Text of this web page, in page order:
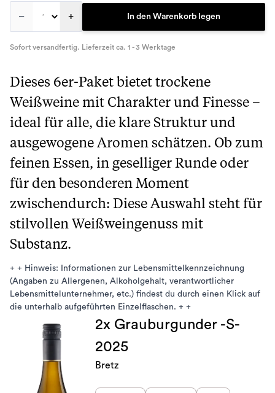
– + In den Warenkorb legen
Sofort versandfertig. Lieferzeit ca. 1 - 3 Werktage
Dieses 6er-Paket bietet trockene
Weißweine mit Charakter und Finesse –
ideal für alle, die klare Struktur und
ausgewogene Aromen schätzen. Ob zum
feinen Essen, in geselliger Runde oder
für den besonderen Moment
zwischendurch: Diese Auswahl steht für
stilvollen Weißweingenuss mit
Substanz.
+ + Hinweis: Informationen zur Lebensmittelkennzeichnung
(Angaben zu Allergenen, Alkoholgehalt, verantwortlicher
Lebensmittelunternehmer, etc.) findest du durch einen Klick auf
die unterhalb aufgeführten Einzelflaschen. + +
2x Grauburgunder -S-
2025
Bretz